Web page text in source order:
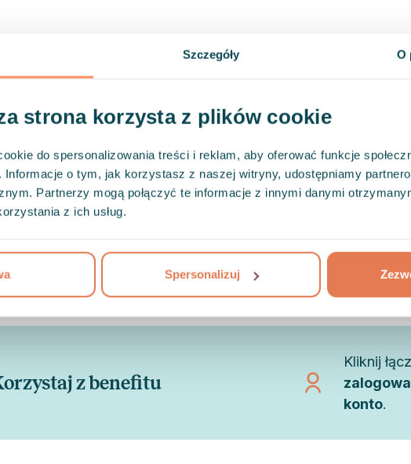
Szczegóły O
strona korzysta z plików cookie
do spersonalizowania treści i reklam, aby oferować funkcje
Informacje o tym, jak korzystasz z naszej witryny, udostępniamy
Partnerzy mogą połączyć te informacje z innymi danymi
z ich usług.
Spersonalizuj
Hedepy ? Którą również
Utwórz
Twojej
z benefitu
Kliknij
konto.